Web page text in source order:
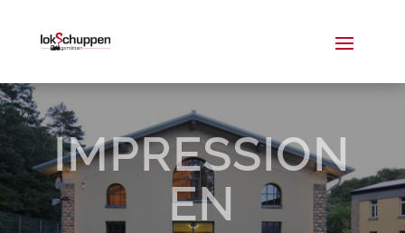
IMPRESSION
EN